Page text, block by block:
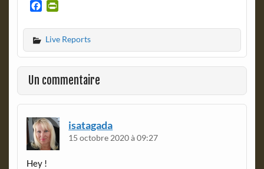
c
e
b
o
o
k
i
n
t
F
r
i
d
y
Live Reports
Un commentaire
isatagada
15 octobre 2020 à 09:27
Hey !